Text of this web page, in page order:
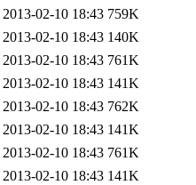
2013-02-10 18:43 759K
2013-02-10 18:43 140K
2013-02-10 18:43 761K
2013-02-10 18:43 141K
2013-02-10 18:43 762K
2013-02-10 18:43 141K
2013-02-10 18:43 761K
2013-02-10 18:43 141K